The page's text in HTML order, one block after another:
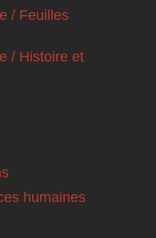
/ Feuilles
/ Histoire et
humaines